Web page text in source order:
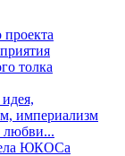
толка
империализм
любви...
ЮКОСа